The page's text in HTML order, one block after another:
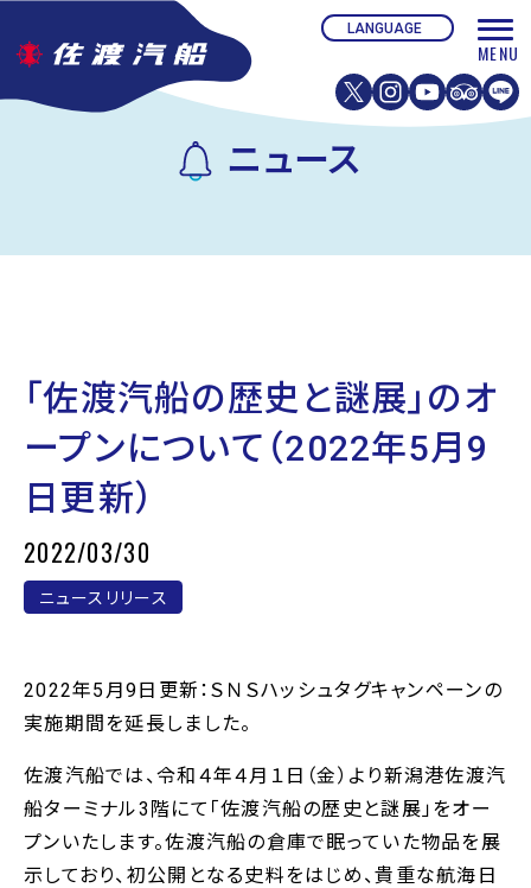
ニュース
「佐渡汽船の歴史と謎展」のオ
ープンについて（2022年5月9
日更新）
2022/03/30
ニュースリリース
2022年5月9日更新：ＳＮＳハッシュタグキャンペーンの
実施期間を延長しました。
佐渡汽船では、令和４年４月１日（金）より新潟港佐渡汽
船ターミナル3階にて「佐渡汽船の歴史と謎展」をオー
プンいたします。佐渡汽船の倉庫で眠っていた物品を展
示しており、初公開となる史料をはじめ、貴重な航海日